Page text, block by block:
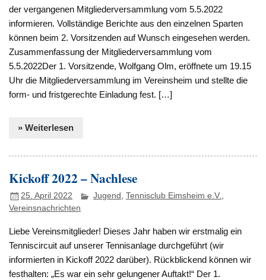
der vergangenen Mitgliederversammlung vom 5.5.2022
informieren. Vollständige Berichte aus den einzelnen Sparten
können beim 2. Vorsitzenden auf Wunsch eingesehen werden.
Zusammenfassung der Mitgliederversammlung vom
5.5.2022Der 1. Vorsitzende, Wolfgang Olm, eröffnete um 19.15
Uhr die Mitgliederversammlung im Vereinsheim und stellte die
form- und fristgerechte Einladung fest. […]
» Weiterlesen
Kickoff 2022 – Nachlese
25. April 2022 Jugend ,Tennisclub Eimsheim e.V.,
Vereinsnachrichten
Liebe Vereinsmitglieder! Dieses Jahr haben wir erstmalig ein
Tenniscircuit auf unserer Tennisanlage durchgeführt (wir
informierten in Kickoff 2022 darüber). Rückblickend können wir
festhalten: „Es war ein sehr gelungener Auftakt!“ Der 1.